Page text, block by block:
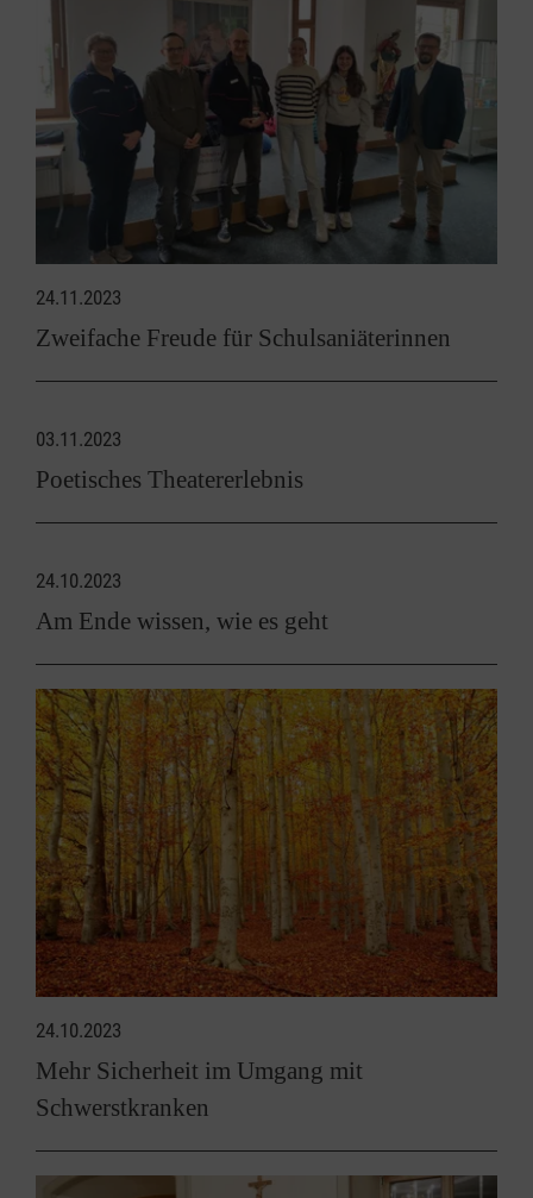
24.11.2023
Zweifache Freude für Schulsaniäterinnen
03.11.2023
Poetisches Theatererlebnis
24.10.2023
Am Ende wissen, wie es geht
24.10.2023
Mehr Sicherheit im Umgang mit
Schwerstkranken